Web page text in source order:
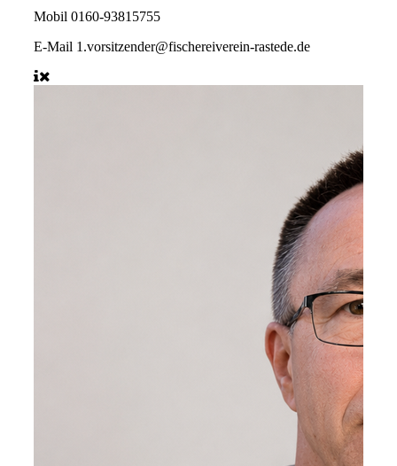
Mobil 0160-93815755
E-Mail 1.vorsitzender@fischereiverein-rastede.de